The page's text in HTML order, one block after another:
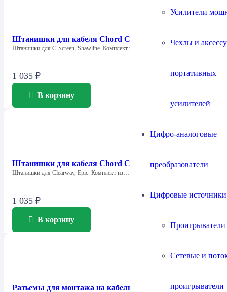
Усилители
Чехлы и
портативных
усилителей
Цифро-аналоговые
преобразователи
Цифровые источники
Сетевые и
проигрыватели
Штанишки для кабеля Chord Company Little Trousers
Штанишки для C-Screen, Shawline. Комплект из…
1 035 ₽
В корзину
Штанишки для кабеля Chord Company Big Trousers
Штанишки для Clearway, Epic. Комплект из…
1 035 ₽
В корзину
Разъемы для монтажа на кабель Chord Company